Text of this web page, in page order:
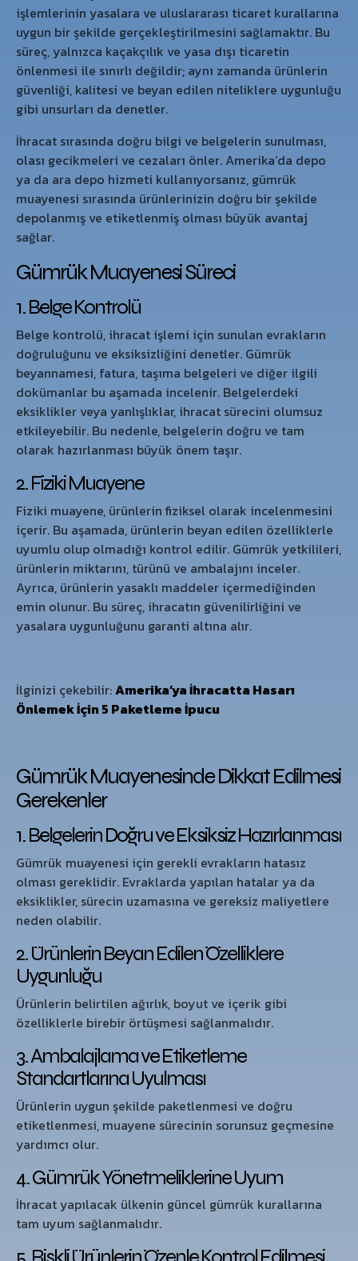
işlemlerinin yasalara ve uluslararası ticaret kurallarına
uygun bir şekilde gerçekleştirilmesini sağlamaktır. Bu
süreç, yalnızca kaçakçılık ve yasa dışı ticaretin
önlenmesi ile sınırlı değildir; aynı zamanda ürünlerin
güvenliği, kalitesi ve beyan edilen niteliklere uygunluğu
gibi unsurları da denetler.
İhracat sırasında doğru bilgi ve belgelerin sunulması,
olası gecikmeleri ve cezaları önler. Amerika’da depo
ya da ara depo hizmeti kullanıyorsanız, gümrük
muayenesi sırasında ürünlerinizin doğru bir şekilde
depolanmış ve etiketlenmiş olması büyük avantaj
sağlar.
Gümrük Muayenesi Süreci
1. Belge Kontrolü
Belge kontrolü, ihracat işlemi için sunulan evrakların
doğruluğunu ve eksiksizliğini denetler. Gümrük
beyannamesi, fatura, taşıma belgeleri ve diğer ilgili
dokümanlar bu aşamada incelenir. Belgelerdeki
eksiklikler veya yanlışlıklar, ihracat sürecini olumsuz
etkileyebilir. Bu nedenle, belgelerin doğru ve tam
olarak hazırlanması büyük önem taşır.
2. Fiziki Muayene
Fiziki muayene, ürünlerin fiziksel olarak incelenmesini
içerir. Bu aşamada, ürünlerin beyan edilen özelliklerle
uyumlu olup olmadığı kontrol edilir. Gümrük yetkilileri,
ürünlerin miktarını, türünü ve ambalajını inceler.
Ayrıca, ürünlerin yasaklı maddeler içermediğinden
emin olunur. Bu süreç, ihracatın güvenilirliğini ve
yasalara uygunluğunu garanti altına alır.
İlginizi çekebilir:Amerika’ya İhracatta Hasarı
Önlemek İçin 5 Paketleme İpucu
Gümrük Muayenesinde Dikkat Edilmesi
Gerekenler
1. Belgelerin Doğru ve Eksiksiz Hazırlanması
Gümrük muayenesi için gerekli evrakların hatasız
olması gereklidir. Evraklarda yapılan hatalar ya da
eksiklikler, sürecin uzamasına ve gereksiz maliyetlere
neden olabilir.
2. Ürünlerin Beyan Edilen Özelliklere
Uygunluğu
Ürünlerin belirtilen ağırlık, boyut ve içerik gibi
özelliklerle birebir örtüşmesi sağlanmalıdır.
3. Ambalajlama ve Etiketleme
Standartlarına Uyulması
Ürünlerin uygun şekilde paketlenmesi ve doğru
etiketlenmesi, muayene sürecinin sorunsuz geçmesine
yardımcı olur.
4. Gümrük Yönetmeliklerine Uyum
İhracat yapılacak ülkenin güncel gümrük kurallarına
tam uyum sağlanmalıdır.